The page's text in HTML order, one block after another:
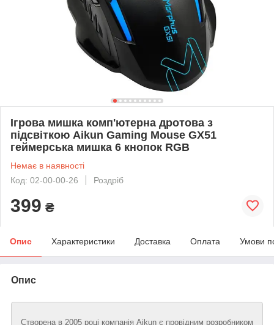
Ігрова мишка комп'ютерна дротова з
підсвіткою Aikun Gaming Mouse GX51
геймерська мишка 6 кнопок RGB
Немає в наявності
Код: 02-00-00-26
Роздріб
399 ₴
Опис Характеристики Доставка Оплата Умови
Опис
Створена в 2005 році компанія Aikun є провідним розробником